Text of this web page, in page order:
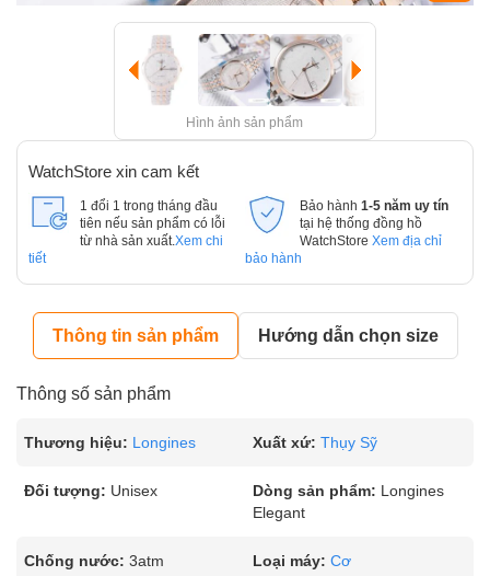
Hình ảnh sản phẩm
WatchStore xin cam kết
1 đổi 1 trong tháng đầu
tiên nếu sản phẩm có lỗi
từ nhà sản xuất. Xem chi
tiết
Bảo hành 1-5 năm uy tín
tại hệ thống đồng hồ
WatchStore Xem địa chỉ
bảo hành
Thông tin sản phẩm Hướng dẫn chọn size
Thông số sản phẩm
Thương hiệu: Longines Xuất xứ: Thụy Sỹ
Đối tượng: Unisex Dòng sản phẩm: Longines
Elegant
Chống nước: 3atm Loại máy: Cơ